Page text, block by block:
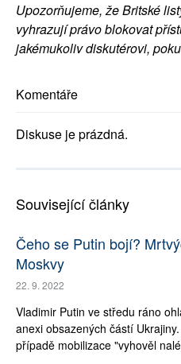
Upozorňujeme, že Britské
vyhrazují právo blokovat
jakémukoliv diskutérovi,
Komentáře
Diskuse je prázdná.
Související články
Čeho se Putin bojí?
Moskvy
22. 9. 2022
Vladimir Putin ve středu ráno
anexi obsazených částí
případě mobilizace "vyhověl